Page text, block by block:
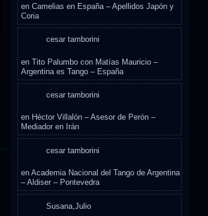
enCamelias en España – Apellidos Japón y
Coria
cesar tamborini
enTito Palumbo con Matías Mauricio –
Argentina es Tango – España
cesar tamborini
en Héctor Villalón – Asesor de Perón –
Mediador en Irán
cesar tamborini
enAcademia Nacional del Tango de Argentina
– Aldiser – Pontevedra
Susana,Julio